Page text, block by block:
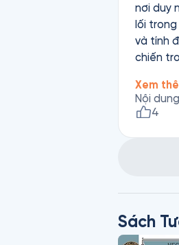
nơi duy
lối
và tính
chiến
qua được lớp giáp ấy. Điều làm Dune hấp dẫn
😆, mà
thể và trí óc của
“tầm
Nhưng
thì sinh ra điều gì
Xem
Nội dung
4
Sách